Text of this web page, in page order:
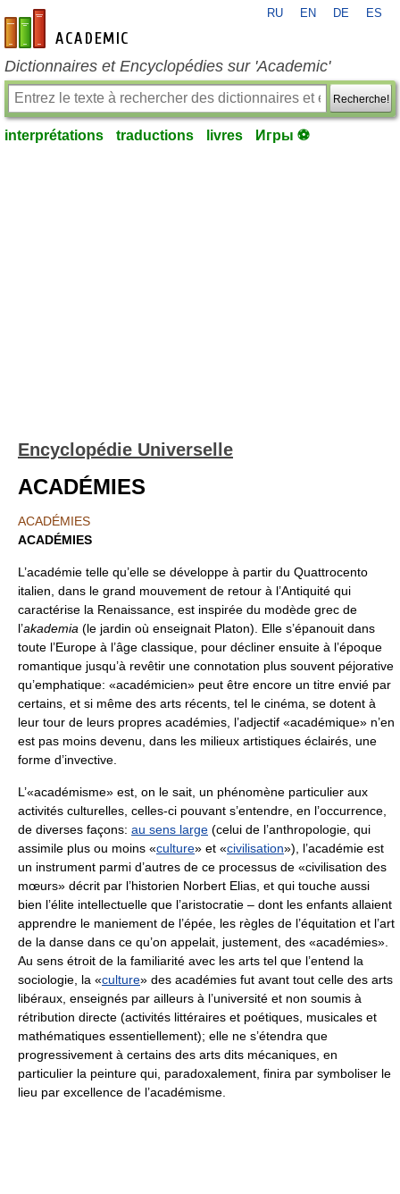
fr-academic.com
RU EN DE ES
Dictionnaires et Encyclopédies sur 'Academic'
Recherche!
interprétations traductions livres Игры ⚽
Encyclopédie Universelle
ACADÉMIES
ACADÉMIES
ACADÉMIES
L’académie telle qu’elle se développe à partir du Quattrocento
italien, dans le grand mouvement de retour à l’Antiquité qui
caractérise la Renaissance, est inspirée du modède grec de
l’akademia (le jardin où enseignait Platon). Elle s’épanouit dans
toute l’Europe à l’âge classique, pour décliner ensuite à l’époque
romantique jusqu’à revêtir une connotation plus souvent péjorative
qu’emphatique: «académicien» peut être encore un titre envié par
certains, et si même des arts récents, tel le cinéma, se dotent à
leur tour de leurs propres académies, l’adjectif «académique» n’en
est pas moins devenu, dans les milieux artistiques éclairés, une
forme d’invective.
L’«académisme» est, on le sait, un phénomène particulier aux
activités culturelles, celles-ci pouvant s’entendre, en l’occurrence,
de diverses façons: au sens large (celui de l’anthropologie, qui
assimile plus ou moins «culture» et «civilisation»), l’académie est
un instrument parmi d’autres de ce processus de «civilisation des
mœurs» décrit par l’historien Norbert Elias, et qui touche aussi
bien l’élite intellectuelle que l’aristocratie – dont les enfants allaient
apprendre le maniement de l’épée, les règles de l’équitation et l’art
de la danse dans ce qu’on appelait, justement, des «académies».
Au sens étroit de la familiarité avec les arts tel que l’entend la
sociologie, la «culture» des académies fut avant tout celle des arts
libéraux, enseignés par ailleurs à l’université et non soumis à
rétribution directe (activités littéraires et poétiques, musicales et
mathématiques essentiellement); elle ne s’étendra que
progressivement à certains des arts dits mécaniques, en
particulier la peinture qui, paradoxalement, finira par symboliser le
lieu par excellence de l’académisme.